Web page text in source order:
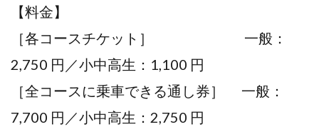
【料金】
［各コースチケット］ 一般：
2,750 円／小中高生：1,100 円
［全コースに乗車できる通し券］ 一般：
7,700 円／小中高生：2,750 円